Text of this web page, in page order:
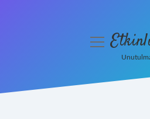
menüyü